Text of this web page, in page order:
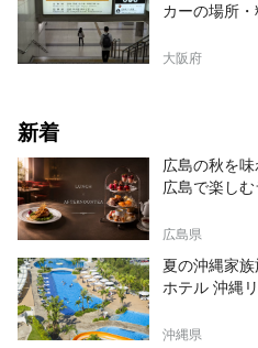
カーの場所
大阪府
新着
広島の秋を
広島で楽し
広島県
夏の沖縄家
ホテル 沖縄
沖縄県